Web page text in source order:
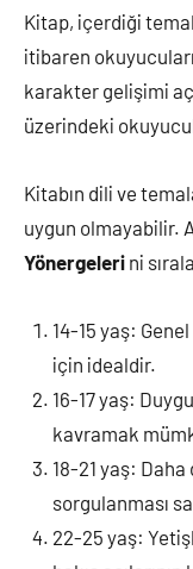
Kitap, içerdiği
itibaren
karakter gelişimi
üzerindeki
Kitabın dili ve
uygun olmayabilir.
Yönergeleri ni
14-15 yaş:
için idealdir.
16-17 yaş:
kavramak
18-21 yaş:
sorgulanması
22-25 yaş: